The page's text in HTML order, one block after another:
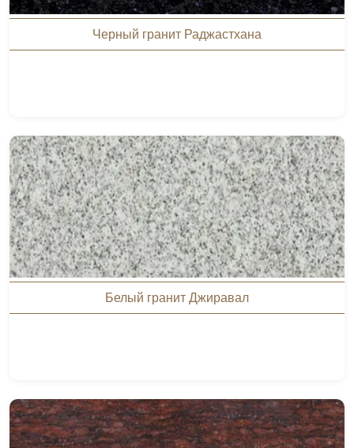
Черный гранит Раджастхана
Белый гранит Джиравал